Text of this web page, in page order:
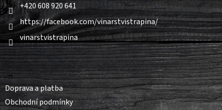
+420 608 920 641
https://facebook.com/vinarstvistrapina/
vinarstvistrapina
Informace pro vás
Doprava a platba
Obchodní podmínky